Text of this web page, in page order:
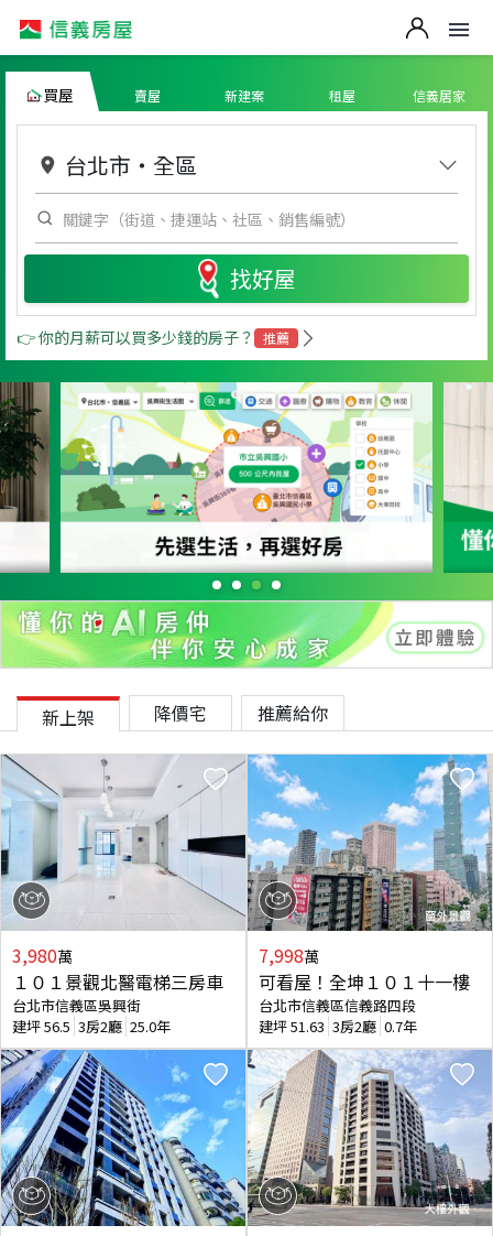
買屋 賣屋 新建案 租屋 信義居家
台北市 ・ 全區
找好屋
👉 你的月薪可以買多少錢的房子？ 推薦
新上架 降價宅 推薦給你
3,980萬
１０１景觀北醫電梯三房車
台北市信義區吳興街
建坪56.5 3房2廳 25.0年
7,998萬
可看屋！全坤１０１十一樓
台北市信義區信義路四段
建坪51.63 3房2廳 0.7年